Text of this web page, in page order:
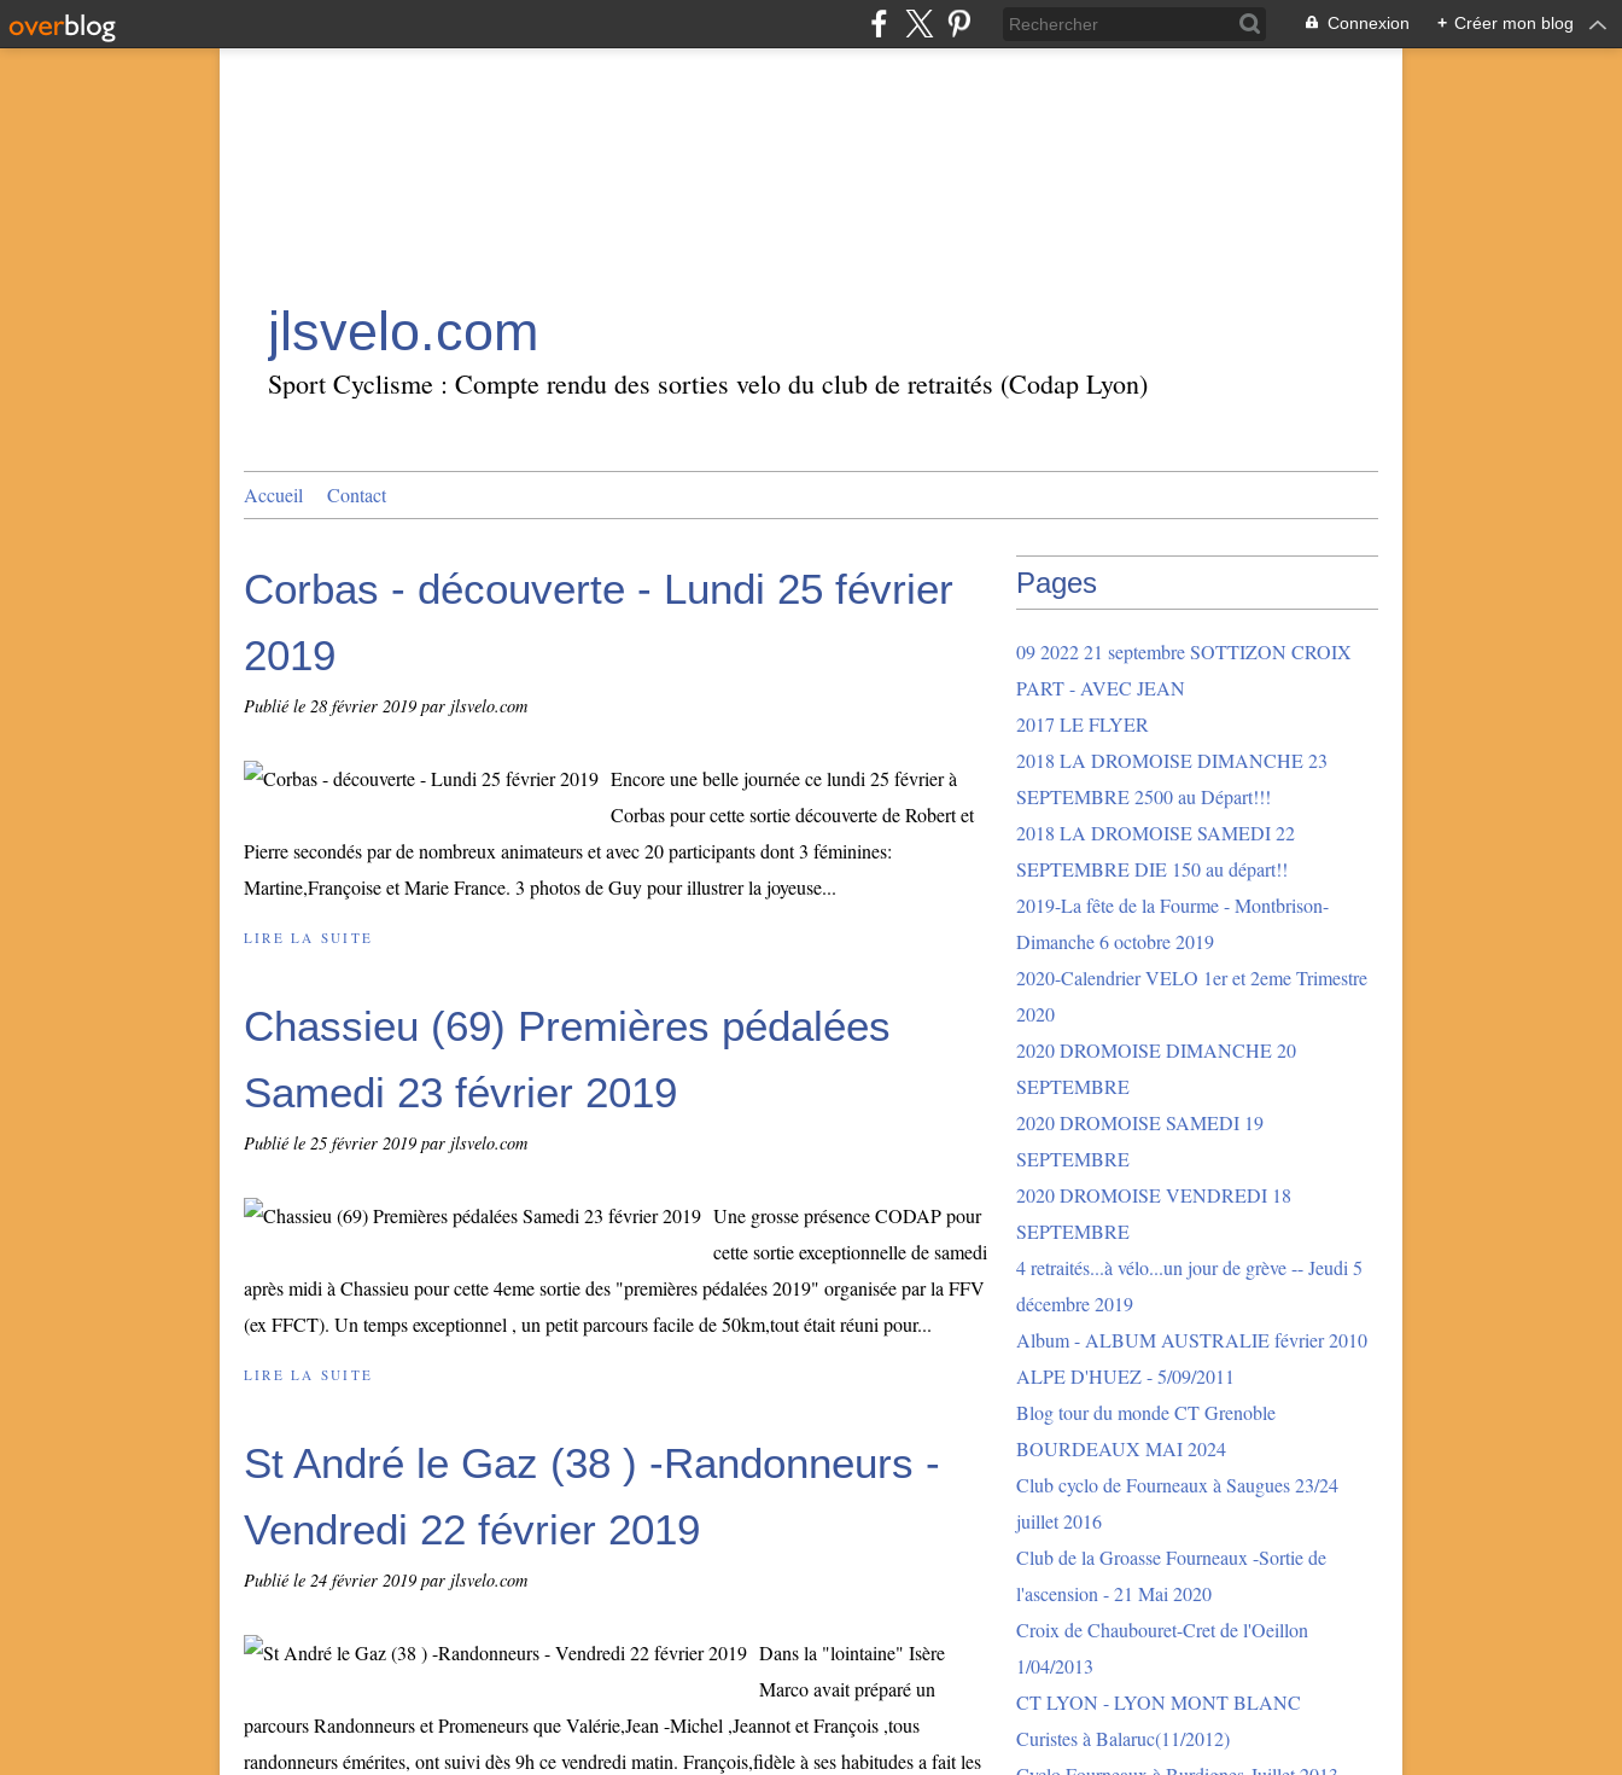
Connexion + Créer mon blog
jlsvelo.com
Sport Cyclisme : Compte rendu des sorties velo du club de retraités (Codap Lyon)
Accueil Contact
Corbas - découverte - Lundi 25 février
2019
Publié le 28 février 2019 par jlsvelo.com
Encore une belle journée ce lundi 25 février à
Corbas pour cette sortie découverte de Robert et
Pierre secondés par de nombreux animateurs et avec 20 participants dont 3 féminines:
Martine,Françoise et Marie France. 3 photos de Guy pour illustrer la joyeuse...
LIRE LA SUITE
Chassieu (69) Premières pédalées
Samedi 23 février 2019
Publié le 25 février 2019 par jlsvelo.com
Une grosse présence CODAP pour
cette sortie exceptionnelle de samedi
après midi à Chassieu pour cette 4eme sortie des "premières pédalées 2019" organisée par la FFV
(ex FFCT). Un temps exceptionnel , un petit parcours facile de 50km,tout était réuni pour...
LIRE LA SUITE
St André le Gaz (38 ) -Randonneurs -
Vendredi 22 février 2019
Publié le 24 février 2019 par jlsvelo.com
Dans la "lointaine" Isère
Marco avait préparé un
parcours Randonneurs et Promeneurs que Valérie,Jean -Michel ,Jeannot et François ,tous
randonneurs émérites, ont suivi dès 9h ce vendredi matin. François,fidèle à ses habitudes a fait les
Pages
09 2022 21 septembre SOTTIZON CROIX
PART - AVEC JEAN
2017 LE FLYER
2018 LA DROMOISE DIMANCHE 23
SEPTEMBRE 2500 au Départ!!!
2018 LA DROMOISE SAMEDI 22
SEPTEMBRE DIE 150 au départ!!
2019-La fête de la Fourme - Montbrison-
Dimanche 6 octobre 2019
2020-Calendrier VELO 1er et 2eme Trimestre
2020
2020 DROMOISE DIMANCHE 20
SEPTEMBRE
2020 DROMOISE SAMEDI 19
SEPTEMBRE
2020 DROMOISE VENDREDI 18
SEPTEMBRE
4 retraités...à vélo...un jour de grève -- Jeudi 5
décembre 2019
Album - ALBUM AUSTRALIE février 2010
ALPE D'HUEZ - 5/09/2011
Blog tour du monde CT Grenoble
BOURDEAUX MAI 2024
Club cyclo de Fourneaux à Saugues 23/24
juillet 2016
Club de la Groasse Fourneaux -Sortie de
l'ascension - 21 Mai 2020
Croix de Chaubouret-Cret de l'Oeillon
1/04/2013
CT LYON - LYON MONT BLANC
Curistes à Balaruc(11/2012)